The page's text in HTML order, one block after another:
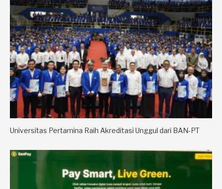
Universitas Pertamina Raih Akreditasi Unggul dari BAN-PT